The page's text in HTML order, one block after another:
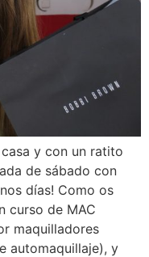
y con un ratito
de sábado con
días! Como os
curso de MAC
maquilladores
automaquillaje), y